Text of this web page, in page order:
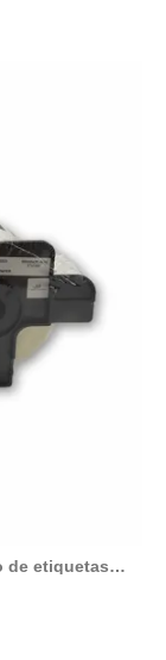
de etiquetas